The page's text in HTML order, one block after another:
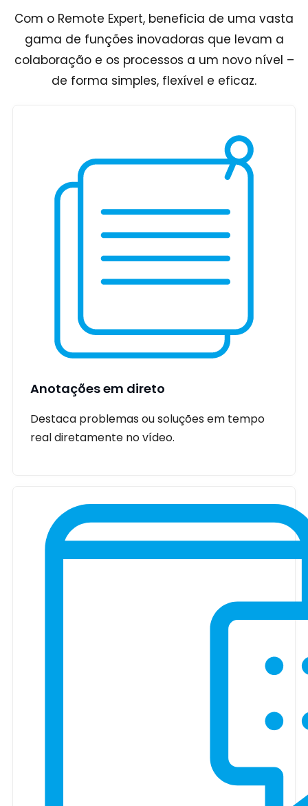
Com o Remote Expert, beneficia de uma vasta
gama de funções inovadoras que levam a
colaboração e os processos a um novo nível –
de forma simples, flexível e eficaz.
Anotações em direto
Destaca problemas ou soluções em tempo
real diretamente no vídeo.